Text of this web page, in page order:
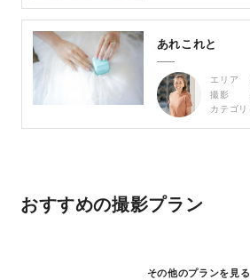
あれこれと
エリア
撮影
カテゴリ
おすすめの撮影プラン
その他のプランを見る